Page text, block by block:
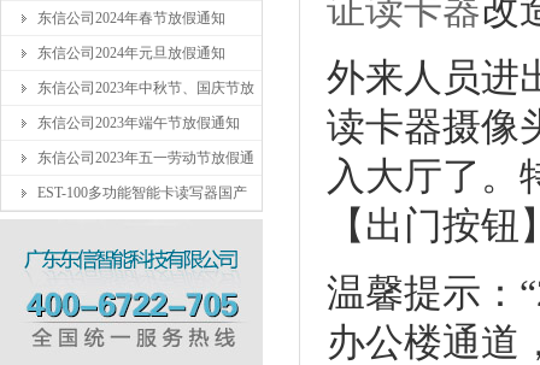
东信公司2024年春节放假通知
东信公司2024年元旦放假通知
东信公司2023年中秋节、国庆节放
东信公司2023年端午节放假通知
东信公司2023年五一劳动节放假通
EST-100多功能智能卡读写器国产
证读卡器改
外来人员进
读卡器摄像
入大厅了。
【出门按
温馨提示：
办公楼通道